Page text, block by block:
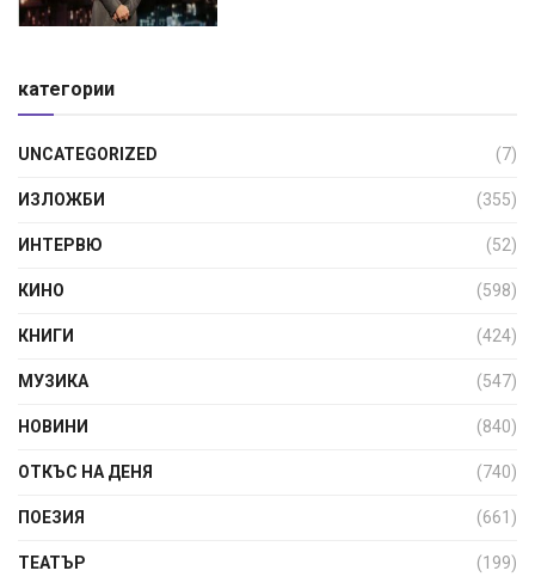
категории
UNCATEGORIZED (7)
ИЗЛОЖБИ (355)
ИНТЕРВЮ (52)
КИНО (598)
КНИГИ (424)
МУЗИКА (547)
НОВИНИ (840)
ОТКЪС НА ДЕНЯ (740)
ПОЕЗИЯ (661)
ТЕАТЪР (199)